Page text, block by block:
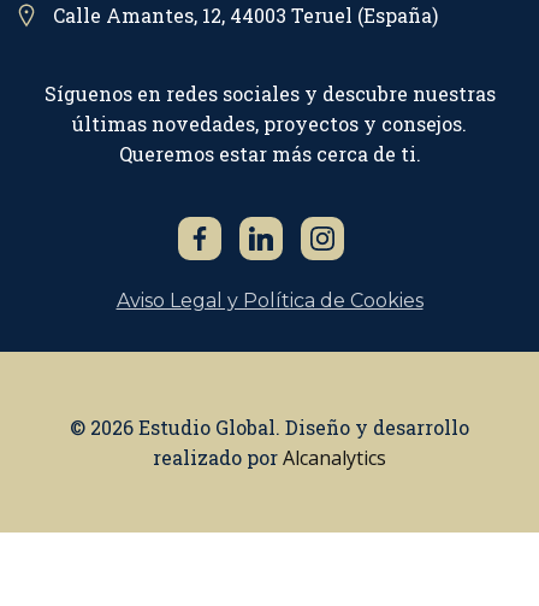
Calle Amantes, 12, 44003 Teruel (España)
Síguenos en redes sociales y descubre nuestras
últimas novedades, proyectos y consejos.
Queremos estar más cerca de ti.
Aviso Legal y Política de Cookies
© 2026 Estudio Global. Diseño y desarrollo
realizado porAlcanalytics